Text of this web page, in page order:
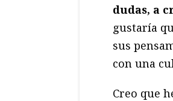
dudas, a
gustaría
sus
con una
Creo que